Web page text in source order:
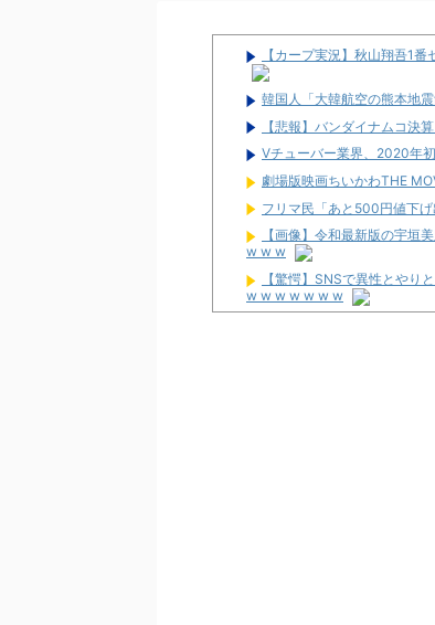
【カープ実況】秋山翔吾1
韓国人「大韓航空の熊本地
【悲報】バンダイナムコ決
Vチューバー業界、2020年
劇場版映画ちいかわTHE
フリマ民「あと500円値下げ
【画像】令和最新版の宇
w w w
【驚愕】SNSで異性とや
w w w w w w w